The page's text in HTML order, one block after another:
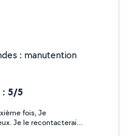
: manutention
: 5/5
fois, Je
Je le recontacterai